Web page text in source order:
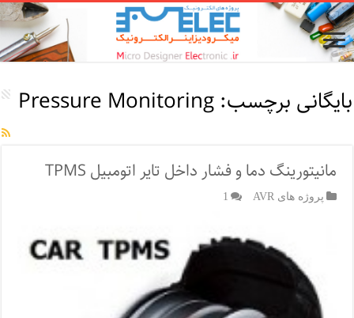
بایگانی برچسب:Pressure Monitoring
مانیتورینگ دما و فشار داخل تایر اتومبیل TPMS
پروژه های AVR 1